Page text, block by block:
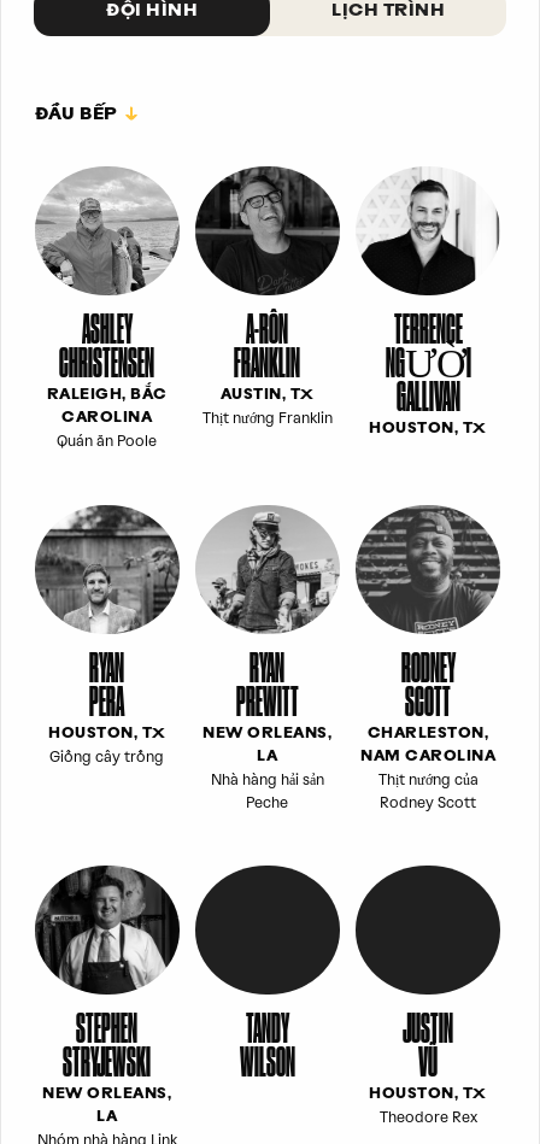
ĐỘI HÌNH LỊCH TRÌNH
ĐẦU BẾP
ASHLEY
CHRISTENSEN
RALEIGH, BẮC
CAROLINA
Quán ăn Poole
A-RÔN
FRANKLIN
AUSTIN, TX
Thịt nướng Franklin
TERRENCE
NGƯỜI
GALLIVAN
HOUSTON, TX
RYAN
PERA
HOUSTON, TX
Giống cây trồng
RYAN
PREWITT
NEW ORLEANS,
LA
Nhà hàng hải sản
Peche
RODNEY
SCOTT
CHARLESTON,
NAM CAROLINA
Thịt nướng của
Rodney Scott
STEPHEN
STRYJEWSKI
NEW ORLEANS,
LA
Nhóm nhà hàng Link
TANDY
WILSON
JUSTIN
VŨ
HOUSTON, TX
Theodore Rex